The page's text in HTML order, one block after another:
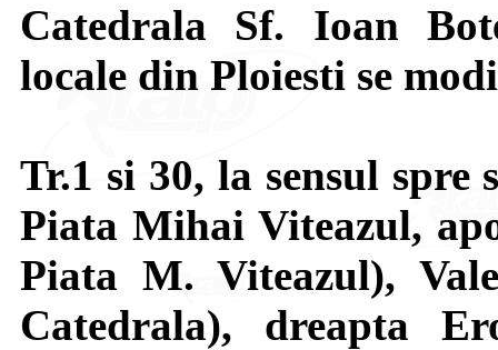
Catedrala Sf. Ioan
locale din Ploiesti se
Tr.1 si 30, la sensul
Piata Mihai Viteazul,
Piata M. Viteazul),
Catedrala), dreapta